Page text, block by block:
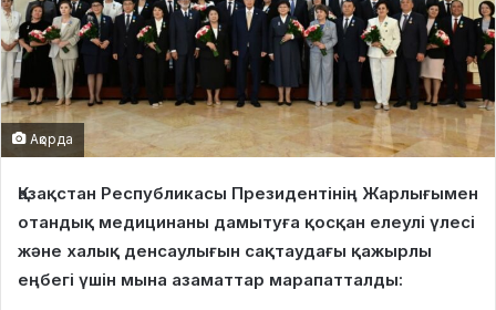
Ақорда
Қазақстан Республикасы Президентінің Жарлығымен
отандық медицинаны дамытуға қосқан елеулі үлесі
және халық денсаулығын сақтаудағы қажырлы
еңбегі үшін мына азаматтар марапатталды: